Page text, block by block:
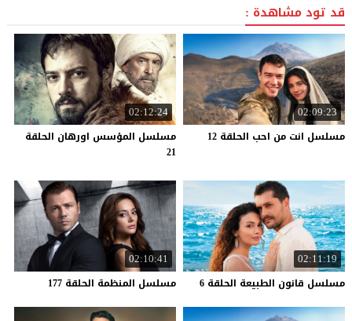
قد تود مشاهدة :
02:09:23
مسلسل انت من احب الحلقة 12
02:12:24
مسلسل المؤسس اورهان الحلقة
21
02:11:19
مسلسل قانون الطبيعة الحلقة 6
02:10:41
مسلسل المنظمة الحلقة 177